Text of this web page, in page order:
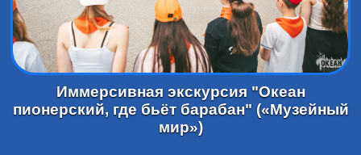
Иммерсивная экскурсия "Океан
пионерский, где бьёт барабан" («Музейный
мир»)